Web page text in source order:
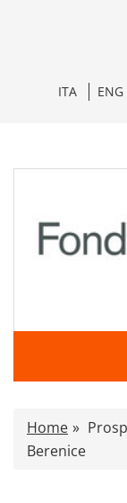
ITA ENG
Comunicati
Home
Berenice